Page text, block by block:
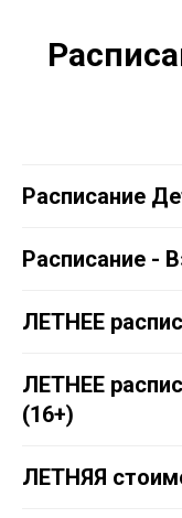
Расписание
Расписание -
ЛЕТНЕЕ
ЛЕТНЕЕ
(16+)
ЛЕТНЯЯ